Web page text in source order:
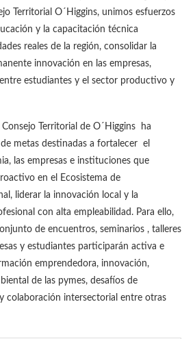
Territorial O´Higgins, unimos esfuerzos
y la capacitación técnica
reales de la región, consolidar la
innovación en las empresas,
estudiantes y el sector productivo y
Territorial de O´Higgins ha
metas destinadas a fortalecer el
las empresas e instituciones que
en el Ecosistema de
liderar la innovación local y la
con alta empleabilidad. Para ello,
de encuentros, seminarios , talleres
y estudiantes participarán activa e
emprendedora, innovación,
de las pymes, desafíos de
colaboración intersectorial entre otras